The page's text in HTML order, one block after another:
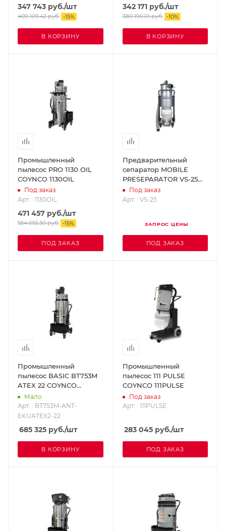
347 743 руб./шт
409 109.42руб. -15%
В КОРЗИНУ
342 171руб./шт
380 190.01руб. -10%
В КОРЗИНУ
Промышленный
пылесос PRO 1130 OIL
COYNCO 1130OIL
Под заказ
Арт. : 1130OIL
471 457 руб./шт
554 655.30руб. -15%
ПОД ЗАКАЗ
Предварительный
сепаратор MOBILE
PRESEPARATOR VS-25
(Мобайл Пресепаратор
VS-25) SUPERABRASIVE
Под заказ
Арт. : VS-25
ЗАПРОС ЦЕНЫ
ПОД ЗАКАЗ
Промышленный
пылесос BASIC BT753M
ATEX 22 COYNCO
BT753M-ANT-EKUATEX2-
22
Мало
Арт. : BT753M-ANT-
EKUATEX2-22
685 325 руб./шт
В КОРЗИНУ
Промышленный
пылесос 111 PULSE
COYNCO 111PULSE
Под заказ
Арт. : 111PULSE
283 045руб./шт
ПОД ЗАКАЗ